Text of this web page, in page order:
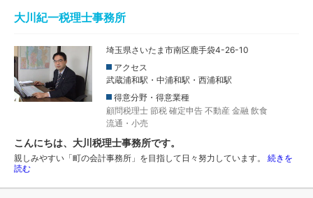
大川紀一税理士事務所
埼玉県さいたま市南区鹿手袋4-26-10
アクセス
武蔵浦和駅・中浦和駅・西浦和駅
得意分野・得意業種
顧問税理士 節税 確定申告 不動産 金融 飲食
流通・小売
こんにちは、大川税理士事務所です。
親しみやすい「町の会計事務所」を目指して日々努力しています。 続きを
読む